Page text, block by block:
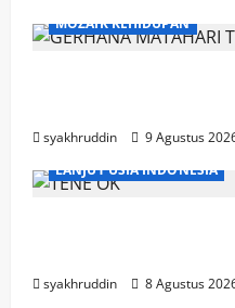
MOZAIK KEHIDUPAN
syakhruddin 9 Agustus
LANJUT USIA INDONESIA
syakhruddin 8 Agustus